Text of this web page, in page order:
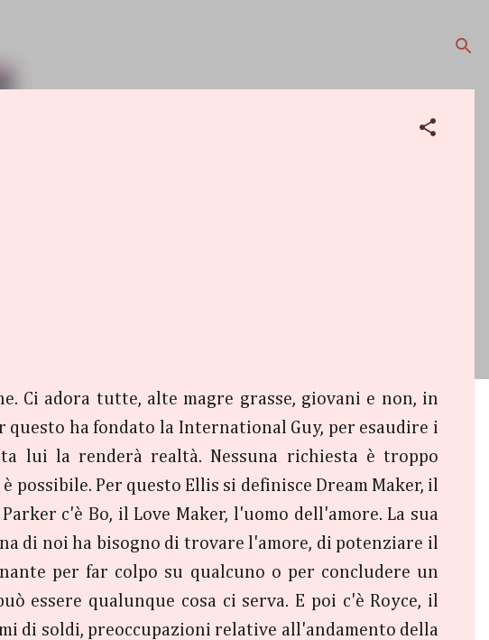
Ci adora tutte, alte magre grasse, giovani e non, in
questo ha fondato la International Guy, per esaudire i
lui la renderà realtà. Nessuna richiesta è troppo
Per questo Ellis si definisce Dream Maker, il
c'è Bo, il Love Maker, l'uomo dell'amore. La sua
di noi ha bisogno di trovare l'amore, di potenziare il
per far colpo su qualcuno o per concludere un
essere qualunque cosa ci serva. E poi c'è Royce, il
di soldi, preoccupazioni relative all'andamento della